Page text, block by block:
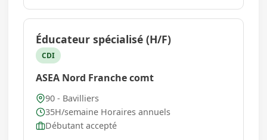
contact@adapei90.fr). Elle accueille et a...
Éducateur spécialisé (H/F)
CDI
ASEA Nord Franche comt
90 - Bavilliers
35H/semaine Horaires annuels
Débutant accepté